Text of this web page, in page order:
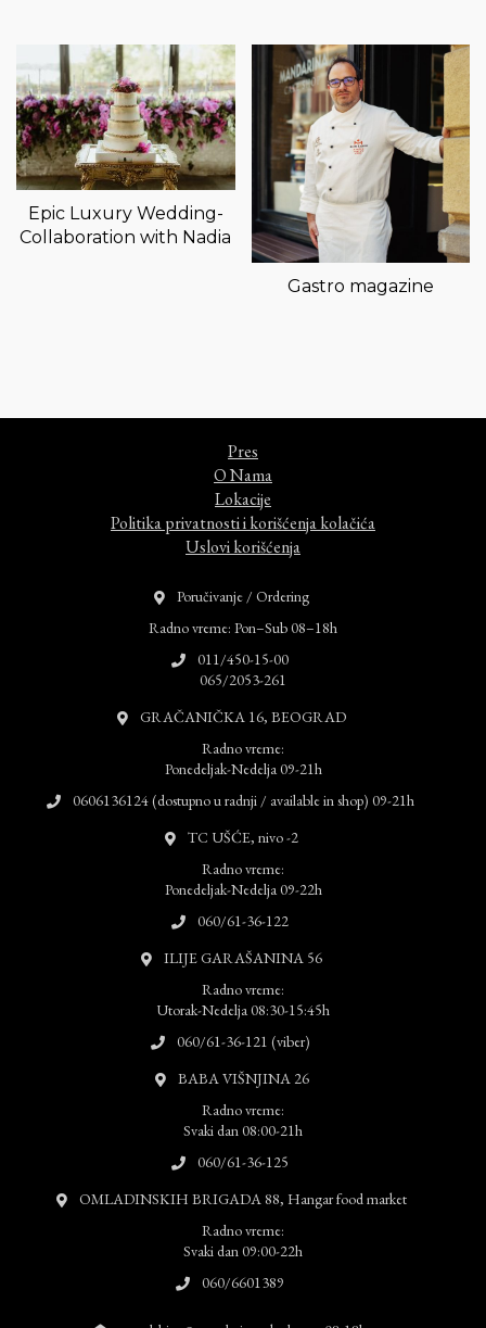
Epic Luxury Wedding-
Collaboration with Nadia
Gastro magazine
Pres
O Nama
Lokacije
Politika privatnosti i korišćenja kolačića
Uslovi korišćenja
Poručivanje / Ordering
Radno vreme: Pon–Sub 08–18h
011/450-15-00
065/2053-261
GRAČANIČKA 16, BEOGRAD
Radno vreme:
Ponedeljak-Nedelja 09-21h
0606136124 (dostupno u radnji / available in shop) 09-21h
TC UŠĆE, nivo -2
Radno vreme:
Ponedeljak-Nedelja 09-22h
060/61-36-122
ILIJE GARAŠANINA 56
Radno vreme:
Utorak-Nedelja 08:30-15:45h
060/61-36-121 (viber)
BABA VIŠNJINA 26
Radno vreme:
Svaki dan 08:00-21h
060/61-36-125
OMLADINSKIH BRIGADA 88, Hangar food market
Radno vreme:
Svaki dan 09:00-22h
060/6601389